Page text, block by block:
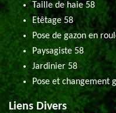
Taille de haie 58
Etêtage 58
Pose de gazon en
Paysagiste 58
Jardinier 58
Pose et changement
Liens Divers